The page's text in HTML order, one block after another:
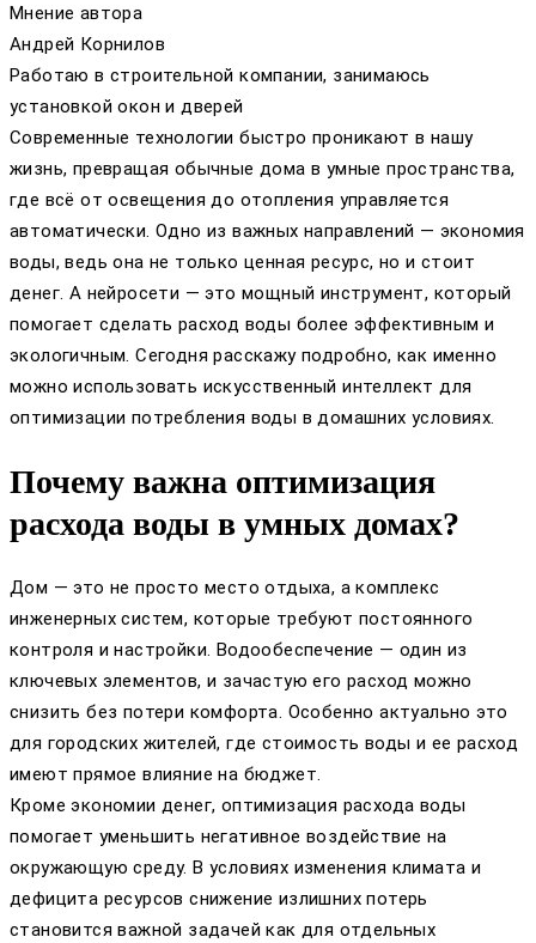
Мнение автора
Андрей Корнилов
Работаю в строительной компании, занимаюсь
установкой окон и дверей
Современные технологии быстро проникают в нашу
жизнь, превращая обычные дома в умные пространства,
где всё от освещения до отопления управляется
автоматически. Одно из важных направлений — экономия
воды, ведь она не только ценная ресурс, но и стоит
денег. А нейросети — это мощный инструмент, который
помогает сделать расход воды более эффективным и
экологичным. Сегодня расскажу подробно, как именно
можно использовать искусственный интеллект для
оптимизации потребления воды в домашних условиях.
Почему важна оптимизация
расхода воды в умных домах?
Дом — это не просто место отдыха, а комплекс
инженерных систем, которые требуют постоянного
контроля и настройки. Водообеспечение — один из
ключевых элементов, и зачастую его расход можно
снизить без потери комфорта. Особенно актуально это
для городских жителей, где стоимость воды и ее расход
имеют прямое влияние на бюджет.
Кроме экономии денег, оптимизация расхода воды
помогает уменьшить негативное воздействие на
окружающую среду. В условиях изменения климата и
дефицита ресурсов снижение излишних потерь
становится важной задачей как для отдельных